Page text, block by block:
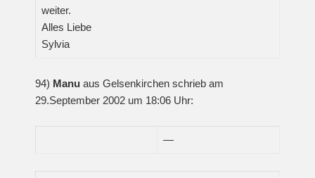
weiter.
Alles Liebe
Sylvia
94) Manu aus Gelsenkirchen schrieb am
29.September 2002 um 18:06 Uhr:
—